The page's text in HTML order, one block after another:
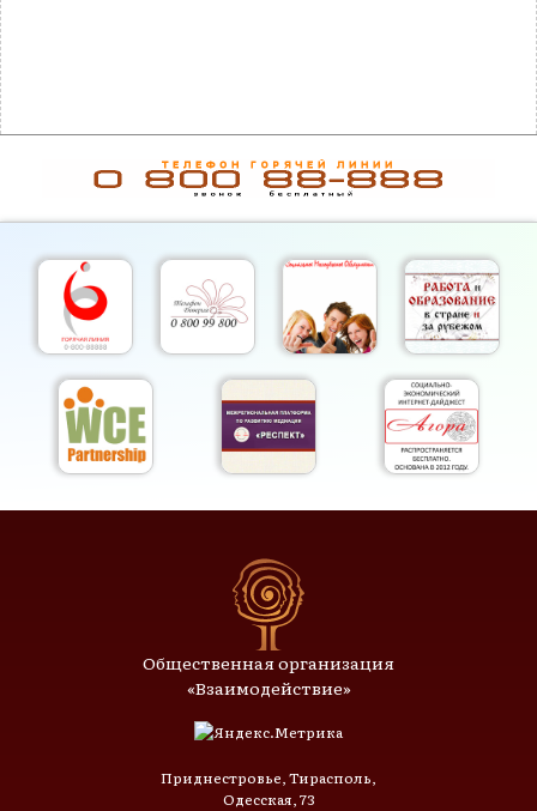
Общественная организация
«Взаимодействие»
Приднестровье, Тирасполь,
Одесская, 73